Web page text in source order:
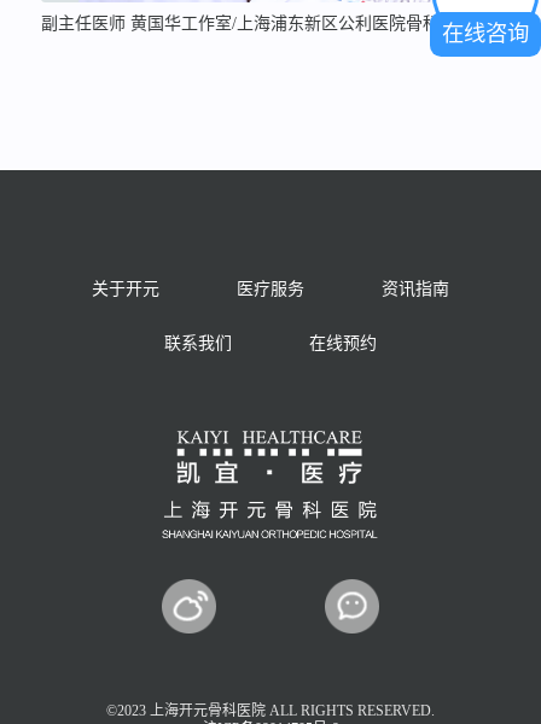
副主任医师 黄国华工作室/上海浦东新区公利医院骨科
关于开元 医疗服务 资讯指南
联系我们 在线预约
©2023 上海开元骨科医院 ALL RIGHTS RESERVED.
在线咨询